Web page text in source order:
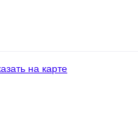
на карте